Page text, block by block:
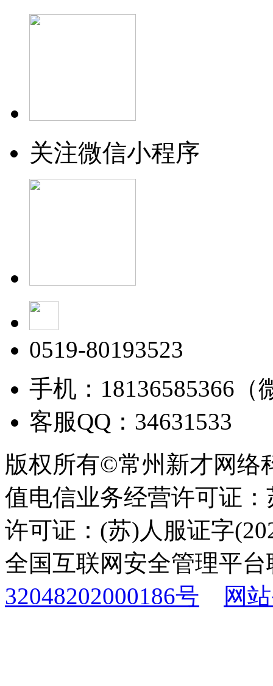
关注微信小程序
0519-80193523
手机：18136585366（
客服QQ：34631533
版权所有©常州新才网络
值电信业务经营许可证
许可证：(苏)人服证字
全国互联网安全管理平
32048202000186号
网